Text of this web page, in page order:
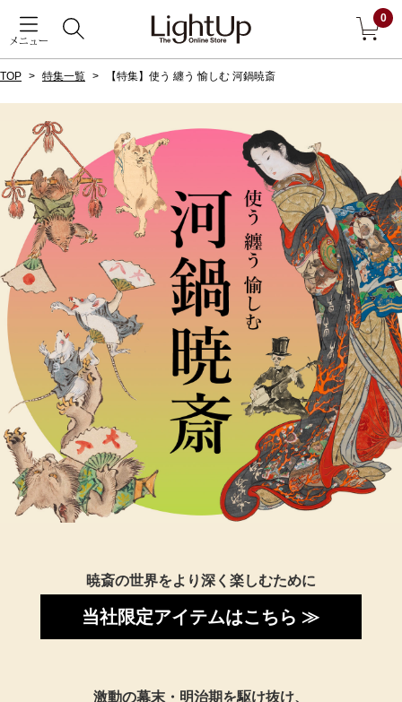
メニュー
0
すべて見る
ダーウェア
アウター
ジャケット
コート
ブルゾン
その他
トップス
Tシャツ／カッ
ポロシャツ
TOP 特集一覧 【特集】使う 纏う 愉しむ 河鍋暁斎
暁斎の世界をより深く楽しむために
当社限定アイテムはこちら ≫
激動の幕末・明治期を駆け抜け、